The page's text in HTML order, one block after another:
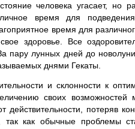
человека угасает, но
время для
время для
здоровье. Все
пару лунных дней до
днями Гекаты.
и склонности к
своих возможностей
действительности, потеряв
как обычные проблемы